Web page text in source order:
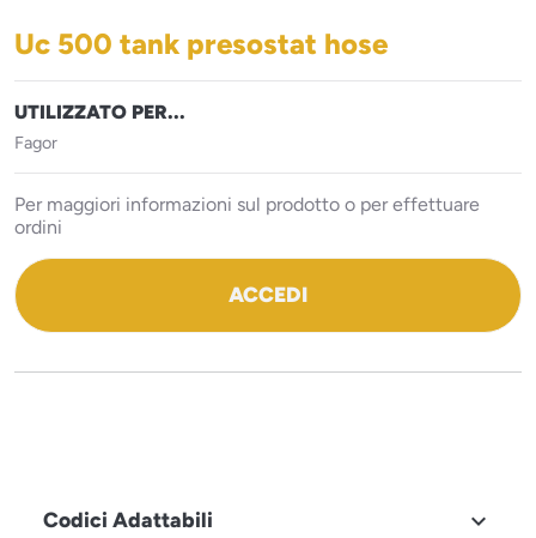
Uc 500 tank presostat hose
UTILIZZATO PER...
Fagor
Per maggiori informazioni sul prodotto o per effettuare
ordini
ACCEDI
Codici Adattabili 